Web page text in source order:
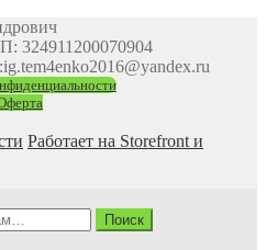
324911200070904
Работает на Storefront и
Поиск